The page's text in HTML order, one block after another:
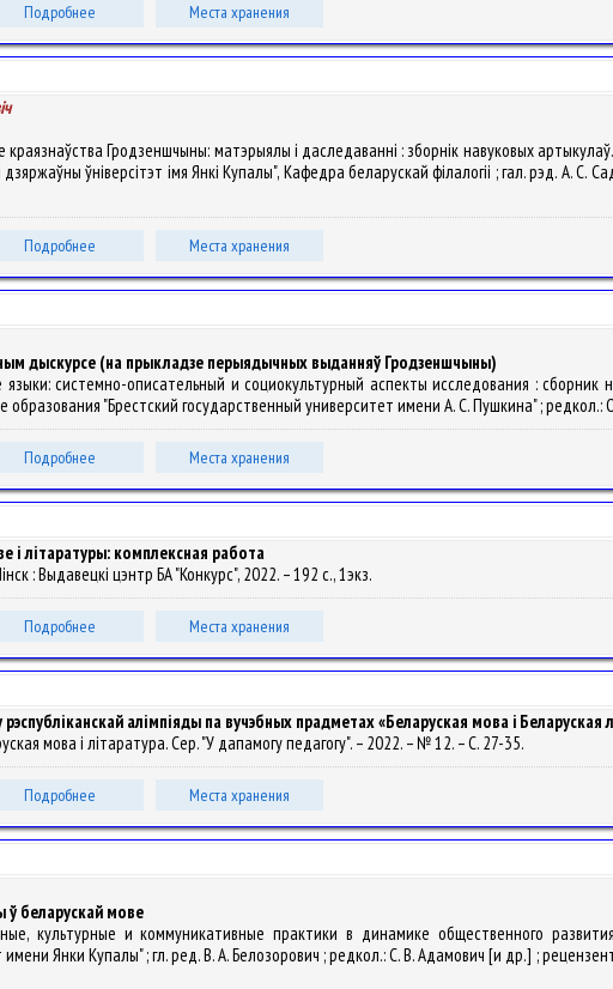
Подробнее Места хранения
краязнаўства Гродзеншчыны: матэрыялы і даследаванні : зборнік навуковых
ўніверсітэт імя Янкі Купалы", Кафедра беларускай філалогіі ; гал. рэд. А. С.
Подробнее Места хранения
дыскурсе (на прыкладзе перыядычных выданняў Гродзеншчыны)
языки: системно-описательный и социокультурный аспекты исследования :
"Брестский государственный университет имени А. С. Пушкина" ; редкол.:
Подробнее Места хранения
і літаратуры: комплексная работа
: Выдавецкі цэнтр БА "Конкурс", 2022. – 192 с., 1экз.
Подробнее Места хранения
алімпіяды па вучэбных прадметах «Беларуская мова i Беларуская
мова і літаратура. Сер. "У дапамогу педагогу". – 2022. – № 12. – С. 27-35.
Подробнее Места хранения
ў беларускай мове
культурные и коммуникативные практики в динамике общественного
Янки Купалы" ; гл. ред. В. А. Белозорович ; редкол.: С. В. Адамович [и др.] ;